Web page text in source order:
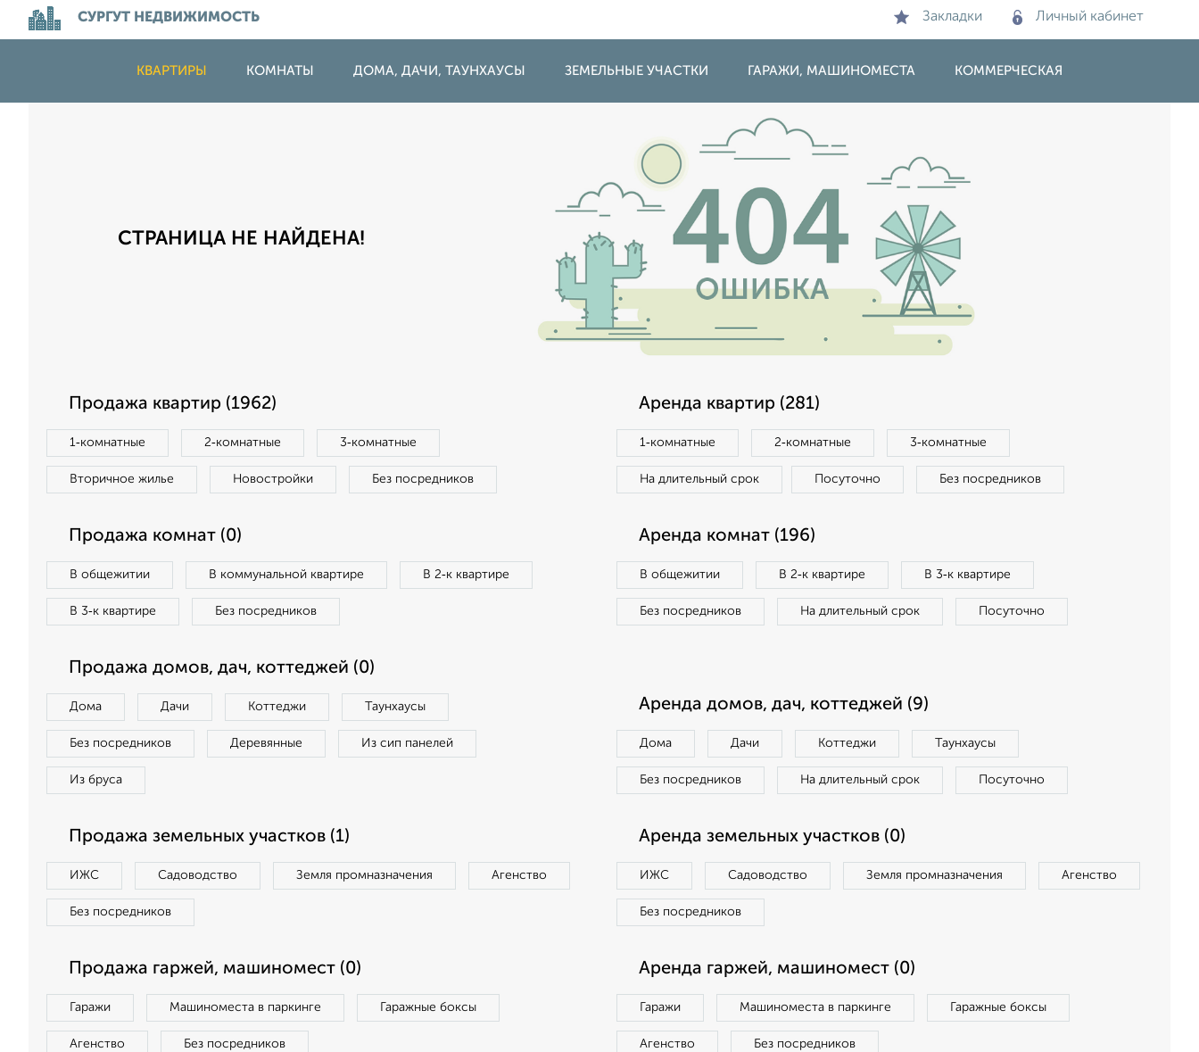
СУРГУТ НЕДВИЖИМОСТЬ Закладки Личный кабинет
КВАРТИРЫ КОМНАТЫ ДОМА, ДАЧИ, ТАУНХАУСЫ ЗЕМЕЛЬНЫЕ УЧАСТКИ ГАРАЖИ, МАШИНОМЕСТА КОММЕРЧЕСКАЯ
СТРАНИЦА НЕ НАЙДЕНА!
Продажа квартир (1962)
1‑комнатные 2‑комнатные 3‑комнатные
Вторичное жилье Новостройки Без посредников
Аренда квартир (281)
1‑комнатные 2‑комнатные 3‑комнатные
На длительный срок Посуточно Без посредников
Продажа комнат (0)
В общежитии В коммунальной квартире В 2‑к квартире
В 3‑к квартире Без посредников
Аренда комнат (196)
В общежитии В 2‑к квартире В 3‑к квартире
Без посредников На длительный срок Посуточно
Продажа домов, дач, коттеджей (0)
Дома Дачи Коттеджи Таунхаусы
Без посредников Деревянные Из сип панелей
Из бруса
Аренда домов, дач, коттеджей (9)
Дома Дачи Коттеджи Таунхаусы
Без посредников На длительный срок Посуточно
Продажа земельных участков (1)
ИЖС Садоводство Земля промназначения Агенство
Без посредников
Аренда земельных участков (0)
ИЖС Садоводство Земля промназначения Агенство
Без посредников
Продажа гаржей, машиномест (0)
Гаражи Машиноместа в паркинге Гаражные боксы
Агенство Без посредников
Аренда гаржей, машиномест (0)
Гаражи Машиноместа в паркинге Гаражные боксы
Агенство Без посредников